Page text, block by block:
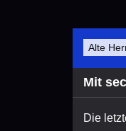
Alte
Mit
Die